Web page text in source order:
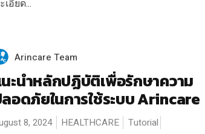
อียด...
Arincare Team
ะนำหลักปฏิบัติเพื่อรักษาความ
อดภัยในการใช้ระบบ Arincare
8, 2024 HEALTHCARE Tutorial